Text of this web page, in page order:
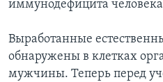
СОЦИАЛЬНЫЕ СЕТИ
иммунодефицита
Выработанные
обнаружены в клетках
мужчины. Теперь перед